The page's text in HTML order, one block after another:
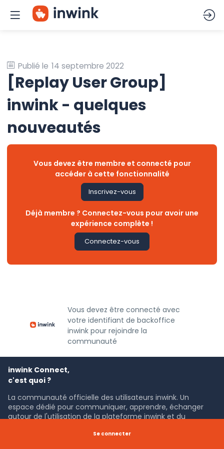
Publié le 14 septembre 2022
[Replay User Group]
inwink - quelques
nouveautés
Vous devez être membre et connecté pour
accéder à cette fonctionnalité
Inscrivez-vous
Déjà membre ? Connectez-vous pour avoir une
expérience complète !
Connectez-vous
Vous devez être connecté avec
votre identifiant de backoffice
inwink pour rejoindre la
communauté
inwink Connect,
c'est quoi ?
La communauté officielle des utilisateurs inwink. Un
espace dédié pour communiquer, apprendre, échanger
autour de l'utilisation de la plateforme inwink et du
Se connecter